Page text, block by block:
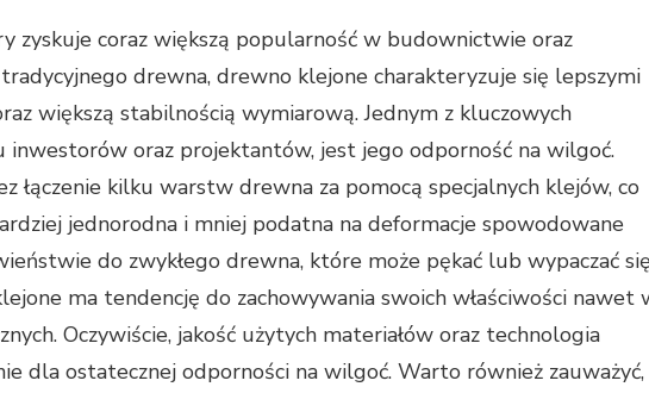
zyskuje coraz większą popularność w budownictwie oraz
drewna, drewno klejone charakteryzuje się lepszymi
większą stabilnością wymiarową. Jednym z kluczowych
oraz projektantów, jest jego odporność na wilgoć.
łączenie kilku warstw drewna za pomocą specjalnych klejów, co
jednorodna i mniej podatna na deformacje spowodowane
do zwykłego drewna, które może pękać lub wypaczać
ma tendencję do zachowywania swoich właściwości nawet
Oczywiście, jakość użytych materiałów oraz technologia
dla ostatecznej odporności na wilgoć. Warto również zauważyć,